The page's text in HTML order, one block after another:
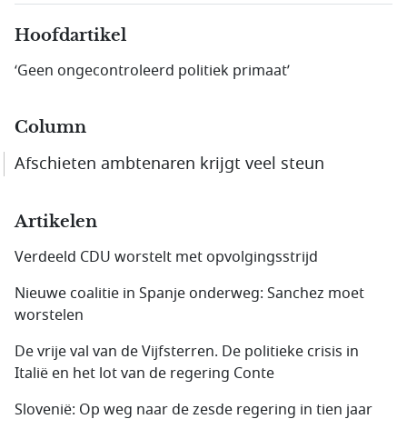
Hoofdartikel
‘Geen ongecontroleerd politiek primaat’
Column
Afschieten ambtenaren krijgt veel steun
Artikelen
Verdeeld CDU worstelt met opvolgingsstrijd
Nieuwe coalitie in Spanje onderweg: Sanchez moet
worstelen
De vrije val van de Vijfsterren. De politieke crisis in
Italië en het lot van de regering Conte
Slovenië: Op weg naar de zesde regering in tien jaar